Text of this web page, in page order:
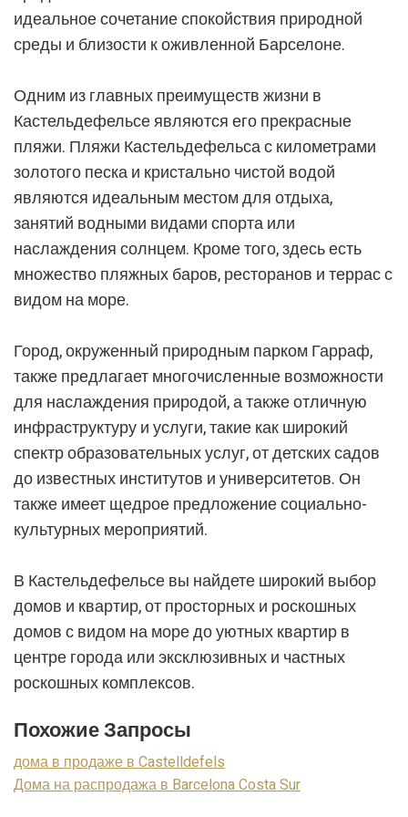
идеальное сочетание спокойствия природной
среды и близости к оживленной Барселоне.
Одним из главных преимуществ жизни в
Кастельдефельсе являются его прекрасные
пляжи. Пляжи Кастельдефельса с километрами
золотого песка и кристально чистой водой
являются идеальным местом для отдыха,
занятий водными видами спорта или
наслаждения солнцем. Кроме того, здесь есть
множество пляжных баров, ресторанов и террас с
видом на море.
Город, окруженный природным парком Гарраф,
также предлагает многочисленные возможности
для наслаждения природой, а также отличную
инфраструктуру и услуги, такие как широкий
спектр образовательных услуг, от детских садов
до известных институтов и университетов. Он
также имеет щедрое предложение социально-
культурных мероприятий.
В Кастельдефельсе вы найдете широкий выбор
домов и квартир, от просторных и роскошных
домов с видом на море до уютных квартир в
центре города или эксклюзивных и частных
роскошных комплексов.
Похожие Запросы
дома в продаже в Castelldefels
Дома на распродажа в Barcelona Costa Sur